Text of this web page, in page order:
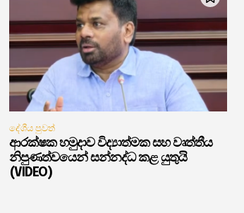
දේශීය පුවත්
ආරක්ෂක හමුදාව විද්‍යාත්මක සහ වෘත්තීය
නිපුණත්වයෙන් සන්නද්ධ කළ යුතුයි
(VIDEO)